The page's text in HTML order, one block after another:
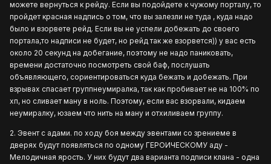
можете вернуться к рейду. Если вы подойдете к чужому порталу, то
пройдет красная надпись о том, что вы залезли не туда , куда надо
было и взорвете рейд. Если вы не успели добежать до своего
портала,то надписи не будет, но рейд так же взорвется)) у вас есть
около 20 секунд на добегание, поэтому не надо паниковать,
времени достаточно посмотреть свой баф, послушать
объявляющего, сориентироваться куда бежать и добежать. При
взрывах спасает группнеумиралка, так как пробивает не на 100% по
хп, но сливает ману в ноль. Поэтому, если вас взорвали, кидаем
неумиралку, юзаем что нить на ману и отхиливаем группу.
2. Эвент с адами. по ходу боя между эвентами со зрениеме в
дверях будут появляться по одному ГЕРОИЧЕСКОМУ аду -
Мелодичная ярость. У них будут два варианта подписи клана - одна